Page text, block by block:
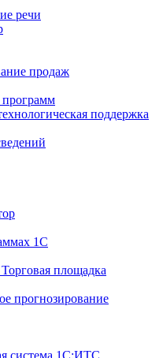
речи
продаж
поддержка
1С
площадка
прогнозирование
система 1С:ИТС